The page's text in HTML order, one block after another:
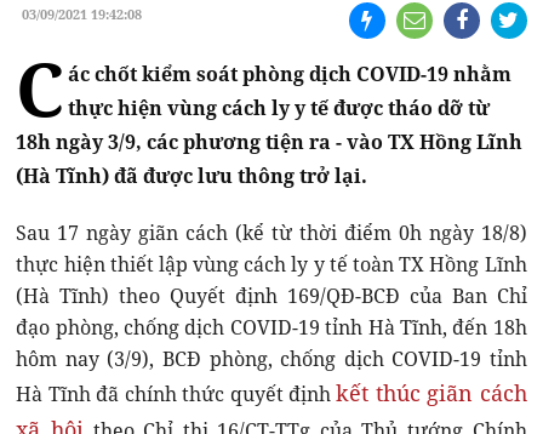
03/09/2021 19:42:08
C ác chốt kiểm soát phòng dịch COVID-19 nhằm
thực hiện vùng cách ly y tế được tháo dỡ từ
18h ngày 3/9, các phương tiện ra - vào TX Hồng Lĩnh
(Hà Tĩnh) đã được lưu thông trở lại.
Sau 17 ngày giãn cách (kể từ thời điểm 0h ngày 18/8)
thực hiện thiết lập vùng cách ly y tế toàn TX Hồng Lĩnh
(Hà Tĩnh) theo Quyết định 169/QĐ-BCĐ của Ban Chỉ
đạo phòng, chống dịch COVID-19 tỉnh Hà Tĩnh, đến 18h
hôm nay (3/9), BCĐ phòng, chống dịch COVID-19 tỉnh
Hà Tĩnh đã chính thức quyết địnhkết thúc giãn cách